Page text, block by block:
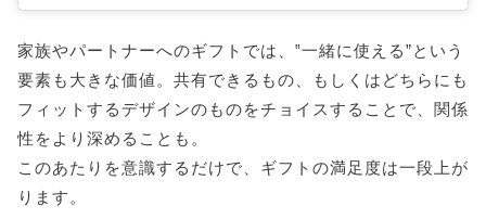
家族やパートナーへのギフトでは、‟一緒に使える”という
要素も大きな価値。共有できるもの、もしくはどちらにも
フィットするデザインのものをチョイスすることで、関係
性をより深めることも。
このあたりを意識するだけで、ギフトの満足度は一段上が
ります。